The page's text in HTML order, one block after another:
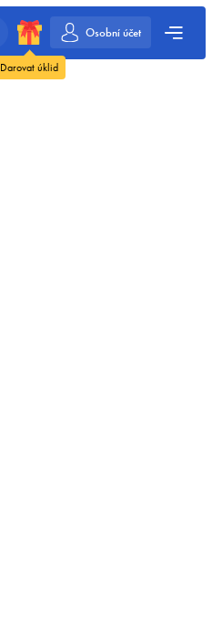
Darovat úklid
Osobní účet